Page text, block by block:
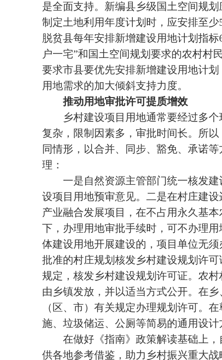
是全面支持。新编县乡级国土空间规
制定土地利用年度计划时，应安排至
脱贫县每年安排新增建设用地计划指
户一宅”和国土空间规划要求的农村村
要求市县要优先安排新增建设用地计
用地需求的加大倾斜支持力度。
推动用地审批许可提质增效
乡村建设项目用地通常要经过多个
复杂，限制因素多，审批时间长。所
同情形，以合并、同步、豁免、承诺
理：
一是自然资源主管部门统一核发建
设项目用地预审意见。二是在村庄建
产业融合发展项目，在不占用永久基
下，办理用地审批手续时，可不办理
体建设用地开展建设的，项目单位无
批准的村庄规划核发乡村建设规划许
规定，核发乡村建设规划许可证。农
由乡镇发放，并以适当方式公开。在
（区、市）有关规定办理规划许可。
施、垃圾储运、公厕等简易的通用设
在做好《指南》政策解读基础上，
供各地参考借鉴，助力乡村振兴重大